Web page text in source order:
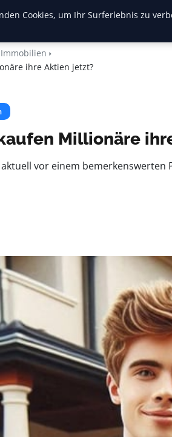
ihre Aktien jetzt?
Millionäre
vor einem
Cookies, um Ihr Surferlebnis zu